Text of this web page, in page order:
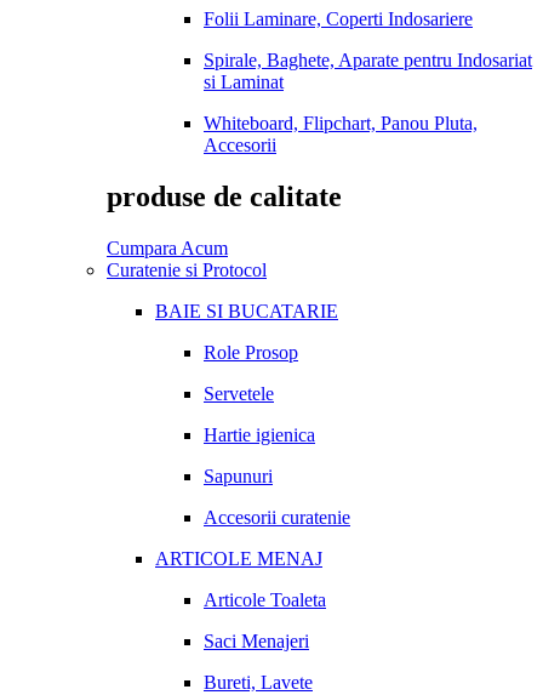
Folii Laminare, Coperti Indosariere
Spirale, Baghete, Aparate pentru Indosariat
si Laminat
Whiteboard, Flipchart, Panou Pluta,
Accesorii
produse de calitate
Cumpara Acum
Curatenie si Protocol
BAIE SI BUCATARIE
Role Prosop
Servetele
Hartie igienica
Sapunuri
Accesorii curatenie
ARTICOLE MENAJ
Articole Toaleta
Saci Menajeri
Bureti, Lavete